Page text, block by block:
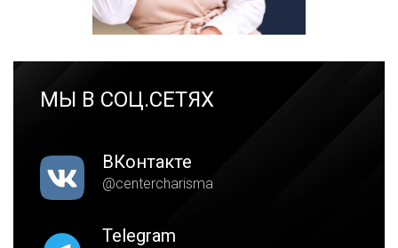
МЫ В СОЦ.СЕТЯХ
ВКонтакте
@centercharisma
Telegram